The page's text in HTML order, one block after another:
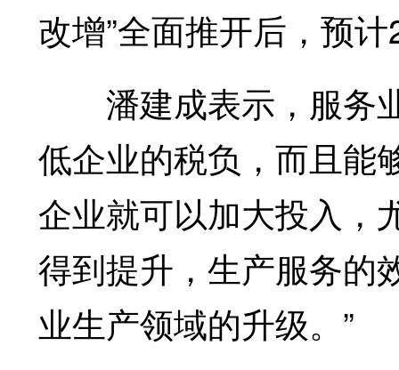
改增”全面推开后，预
潘建成表示，服务业
低企业的税负，而且能
企业就可以加大投入，
得到提升，生产服务的
业生产领域的升级。”